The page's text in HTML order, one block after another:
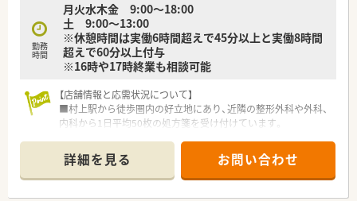
勤務
時間
月火水木金 9:00～18:00
土 9:00～13:00
※休憩時間は実働6時間超えで45分以上と実働8時間
超えで60分以上付与
※16時や17時終業も相談可能
【店舗情報と応需状況について】
■村上駅から徒歩圏内の好立地にあり、近隣の整形外科や外科、
内科から1日平均50枚の処方箋を受け付けています。
がら地域の方々の健康を支えるやりがいがあります。
■薬剤師2名体制で運営されており、一人ひとりの患者様に対し
て丁寧な服薬指導を行うための環境が整っています。
詳細を見る お問い合わせ